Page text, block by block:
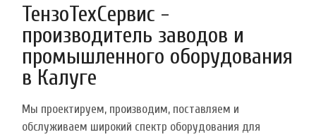
ТензоТехСервис -
производитель заводов и
промышленного оборудования
в Калуге
Мы проектируем, производим, поставляем и
обслуживаем широкий спектр оборудования для